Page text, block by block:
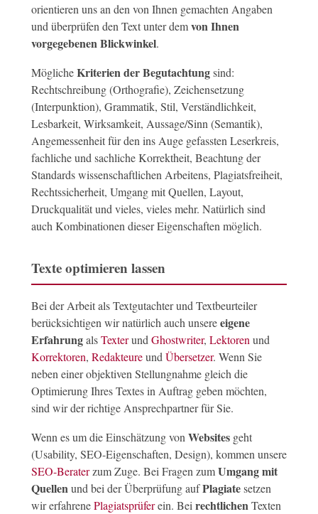
orientieren uns an den von Ihnen gemachten Angaben
und überprüfen den Text unter demvon Ihnen
vorgegebenen Blickwinkel.
MöglicheKriterien der Begutachtungsind:
Rechtschreibung (Orthografie), Zeichensetzung
(Interpunktion), Grammatik, Stil, Verständlichkeit,
Lesbarkeit, Wirksamkeit, Aussage/Sinn (Semantik),
Angemessenheit für den ins Auge gefassten Leserkreis,
fachliche und sachliche Korrektheit, Beachtung der
Standards wissenschaftlichen Arbeitens, Plagiatsfreiheit,
Rechtssicherheit, Umgang mit Quellen, Layout,
Druckqualität und vieles, vieles mehr. Natürlich sind
auch Kombinationen dieser Eigenschaften möglich.
Texte optimieren lassen
Bei der Arbeit als Textgutachter und Textbeurteiler
berücksichtigen wir natürlich auch unsereeigene
ErfahrungalsTexterund Ghostwriter, Lektoren und
Korrektoren, Redakteureund Übersetzer. Wenn Sie
neben einer objektiven Stellungnahme gleich die
Optimierung Ihres Textes in Auftrag geben möchten,
sind wir der richtige Ansprechpartner für Sie.
Wenn es um die Einschätzung von Websitesgeht
(Usability, SEO-Eigenschaften, Design), kommen unsere
SEO-Beraterzum Zuge. Bei Fragen zumUmgang mit
Quellen und bei der Überprüfung aufPlagiatesetzen
wir erfahrenePlagiatsprüferein. Bei rechtlichen Texten